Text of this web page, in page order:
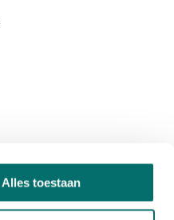
Alles toestaan